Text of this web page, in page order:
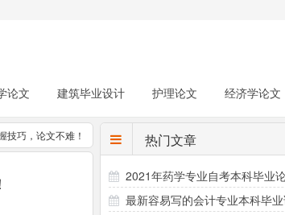
论文 建筑毕业设计 护理论文 经济学论文
技巧，论文不难！ 热门文章
2021年药学专业自考本科毕业
目（158个）
最新容易写的会计专业本科毕